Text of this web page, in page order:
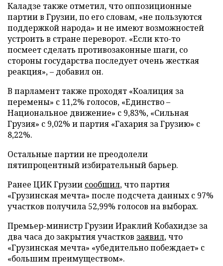
Каладзе также отметил, что оппозиционные
партии в Грузии, по его словам, «не пользуются
поддержкой народа» и не имеют возможностей
устроить в стране переворот. «Если кто-то
посмеет сделать противозаконные шаги, со
стороны государства последует очень жесткая
реакция», – добавил он.
В парламент также проходят «Коалиция за
перемены» с 11,2% голосов, «Единство –
Национальное движение» с 9,83%, «Сильная
Грузия» с 9,02% и партия «Гахария за Грузию» с
8,22%.
Остальные партии не преодолели
пятипроцентный избирательный барьер.
Ранее ЦИК Грузии сообщил, что партия
«Грузинская мечта» после подсчета данных с 97%
участков получила 52,99% голосов на выборах.
Премьер-министр Грузии Ираклий Кобахидзе за
два часа до закрытия участков заявил, что
«Грузинская мечта» «убедительно побеждает» с
«большим преимуществом».